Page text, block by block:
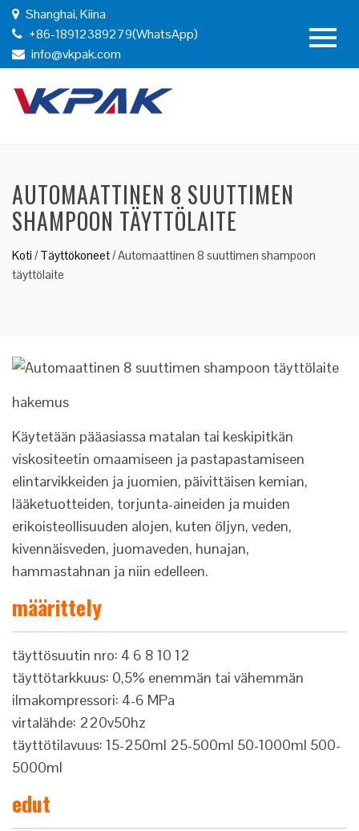
Shanghai, Kiina
+86-18912389279(WhatsApp)
info@vkpak.com
AUTOMAATTINEN 8 SUUTTIMEN
SHAMPOON TÄYTTÖLAITE
Koti /Täyttökoneet/Automaattinen 8 suuttimen shampoon
täyttölaite
hakemus
Käytetään pääasiassa matalan tai keskipitkän
viskositeetin omaamiseen ja pastapastamiseen
elintarvikkeiden ja juomien, päivittäisen kemian,
lääketuotteiden, torjunta-aineiden ja muiden
erikoisteollisuuden alojen, kuten öljyn, veden,
kivennäisveden, juomaveden, hunajan,
hammastahnan ja niin edelleen.
määrittely
täyttösuutin nro: 4 6 8 10 12
täyttötarkkuus: 0,5% enemmän tai vähemmän
ilmakompressori: 4-6 MPa
virtalähde: 220v50hz
täyttötilavuus: 15-250ml 25-500ml 50-1000ml 500-
5000ml
edut